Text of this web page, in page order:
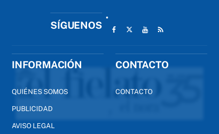
SÍGUENOS
INFORMACIÓN
QUIÉNES SOMOS
PUBLICIDAD
AVISO LEGAL
CONTACTO
CONTACTO